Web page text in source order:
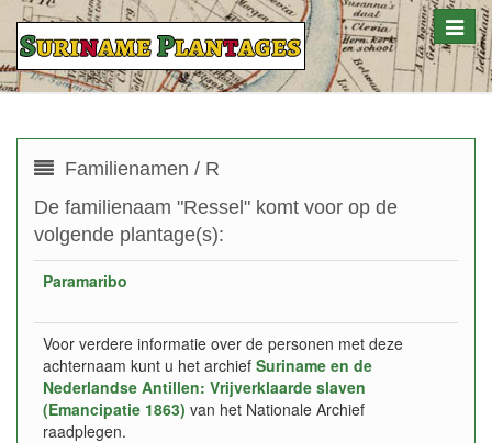
Toggle
Familienamen / R
De familienaam "Ressel" komt voor op de
volgende plantage(s):
Paramaribo
Voor verdere informatie over de personen met deze
achternaam kunt u het archief Suriname en de
Nederlandse Antillen: Vrijverklaarde slaven
(Emancipatie 1863) van het Nationale Archief
raadplegen.